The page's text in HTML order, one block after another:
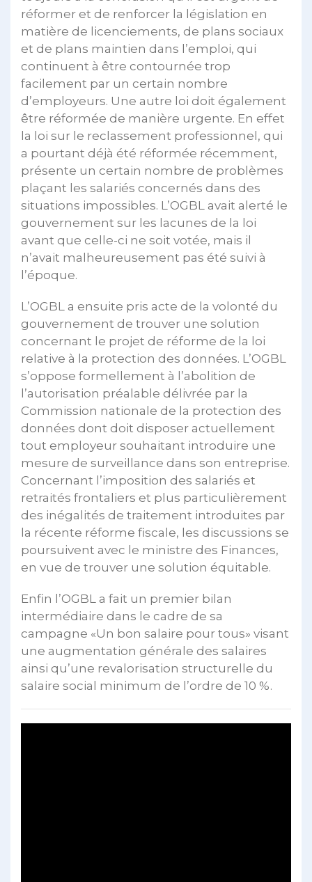
réformer et de renforcer la législation en
matière de licenciements, de plans sociaux
et de plans maintien dans l’emploi, qui
continuent à être contournée trop
facilement par un certain nombre
d’employeurs. Une autre loi doit également
être réformée de manière urgente. En effet
la loi sur le reclassement professionnel, qui
a pourtant déjà été réformée récemment,
présente un certain nombre de problèmes
plaçant les salariés concernés dans des
situations impossibles. L’OGBL avait alerté le
gouvernement sur les lacunes de la loi
avant que celle-ci ne soit votée, mais il
n’avait malheureusement pas été suivi à
l’époque.
L’OGBL a ensuite pris acte de la volonté du
gouvernement de trouver une solution
concernant le projet de réforme de la loi
relative à la protection des données. L’OGBL
s’oppose formellement à l’abolition de
l’autorisation préalable délivrée par la
Commission nationale de la protection des
données dont doit disposer actuellement
tout employeur souhaitant introduire une
mesure de surveillance dans son entreprise.
Concernant l’imposition des salariés et
retraités frontaliers et plus particulièrement
des inégalités de traitement introduites par
la récente réforme fiscale, les discussions se
poursuivent avec le ministre des Finances,
en vue de trouver une solution équitable.
Enfin l’OGBL a fait un premier bilan
intermédiaire dans le cadre de sa
campagne «Un bon salaire pour tous» visant
une augmentation générale des salaires
ainsi qu’une revalorisation structurelle du
salaire social minimum de l’ordre de 10 %.